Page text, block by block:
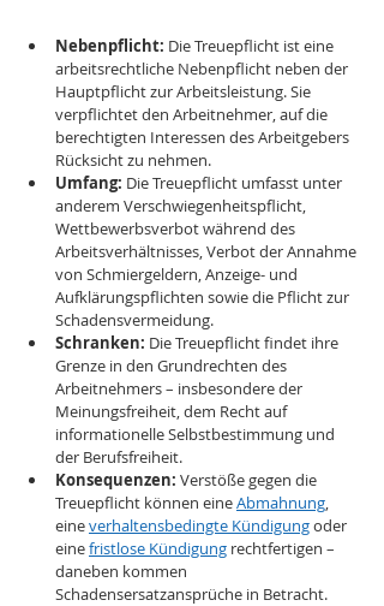
Nebenpflicht: Die Treuepflicht ist eine
arbeitsrechtliche Nebenpflicht neben der
Hauptpflicht zur Arbeitsleistung. Sie
verpflichtet den Arbeitnehmer, auf die
berechtigten Interessen des Arbeitgebers
Rücksicht zu nehmen.
Umfang: Die Treuepflicht umfasst unter
anderem Verschwiegenheitspflicht,
Wettbewerbsverbot während des
Arbeitsverhältnisses, Verbot der Annahme
von Schmiergeldern, Anzeige- und
Aufklärungspflichten sowie die Pflicht zur
Schadensvermeidung.
Schranken: Die Treuepflicht findet ihre
Grenze in den Grundrechten des
Arbeitnehmers – insbesondere der
Meinungsfreiheit, dem Recht auf
informationelle Selbstbestimmung und
der Berufsfreiheit.
Konsequenzen: Verstöße gegen die
Treuepflicht können eine Abmahnung,
eine verhaltensbedingte Kündigung oder
eine fristlose Kündigung rechtfertigen –
daneben kommen
Schadensersatzansprüche in Betracht.